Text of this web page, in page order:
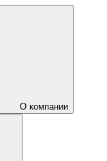
О компании